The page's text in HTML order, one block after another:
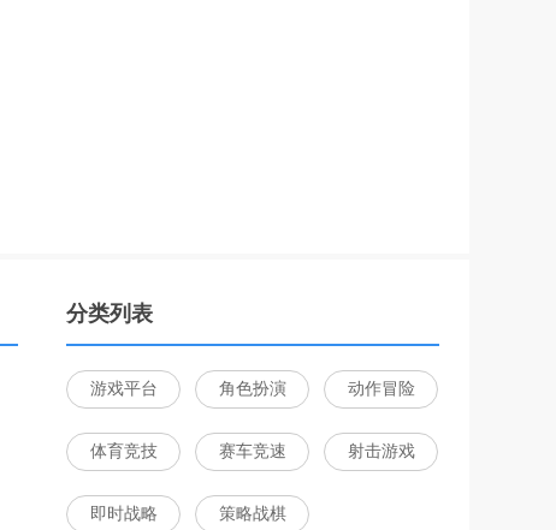
分类列表
游戏平台 角色扮演 动作冒险
体育竞技 赛车竞速 射击游戏
即时战略 策略战棋